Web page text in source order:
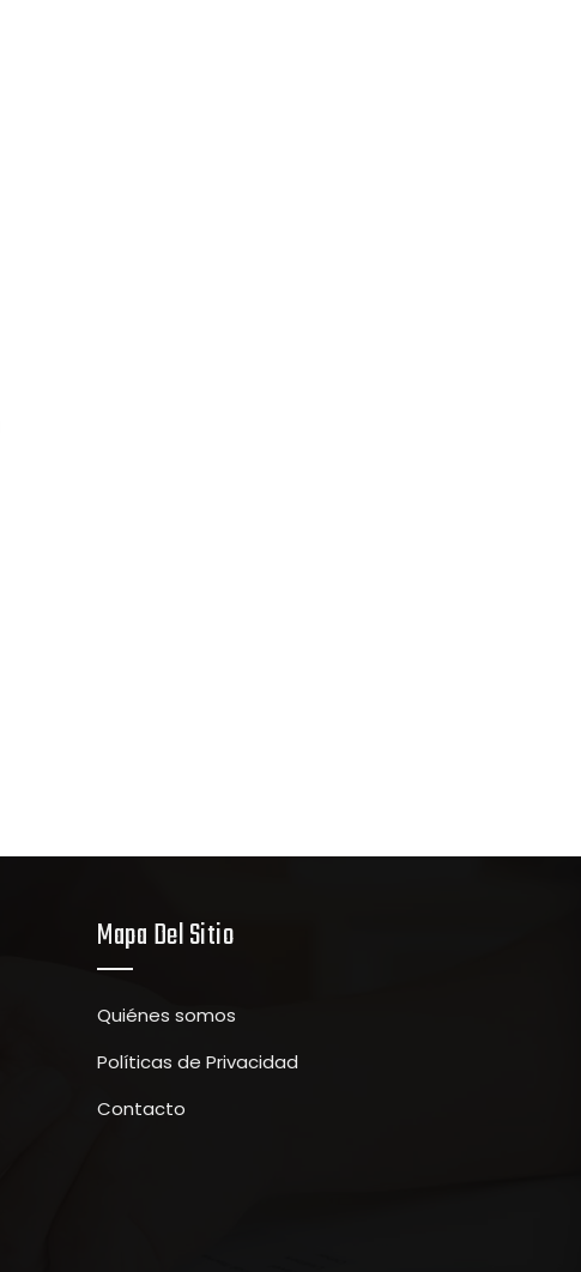
Mapa Del Sitio
Quiénes somos
Políticas de Privacidad
Contacto